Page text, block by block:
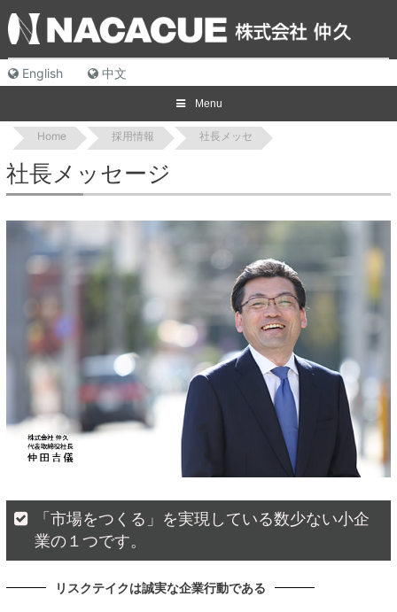
to
content
English
中文
Menu
Home 採用情報 社長メッセ
社長メッセージ
「市場をつくる」を実現している数少ない小企
業の１つです。
リスクテイクは誠実な企業行動である